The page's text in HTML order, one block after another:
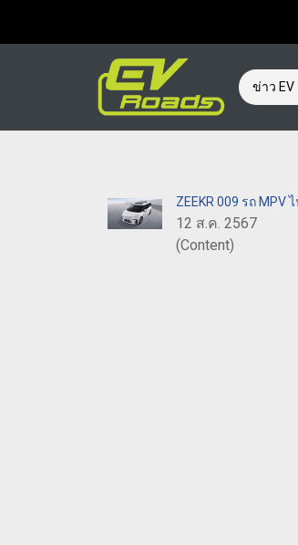
ข่าว EV
ZEEKR 009 รถ MPV
12 ส.ค. 2567
(Content)